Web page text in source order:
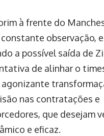
à frente do
observação,
a possível saída de
de alinhar o
nas contratações e
que desejam
e eficaz.